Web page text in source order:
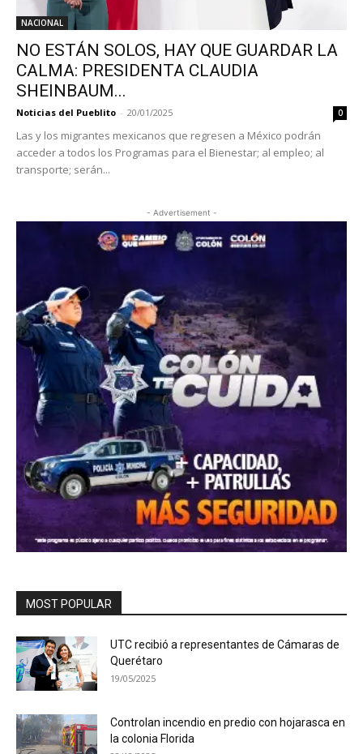
NACIONAL
NO ESTÁN SOLOS, HAY QUE GUARDAR LA
CALMA: PRESIDENTA CLAUDIA
SHEINBAUM...
Noticias del Pueblito - 20/01/2025 0
Las y los migrantes mexicanos que regresen a México podrán
acceder a todos los Programas para el Bienestar; al empleo; al
transporte; serán...
- Advertisement -
MOST POPULAR
UTC recibió a representantes de Cámaras de
Querétaro
19/05/2025
Controlan incendio en predio con hojarasca en
la colonia Florida